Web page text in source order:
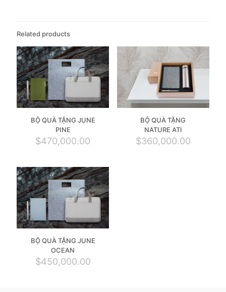
Related products
BỘ QUÀ TẶNG JUNE
PINE
$470,000.00
BỘ QUÀ TẶNG
NATURE ATI
$360,000.00
BỘ QUÀ TẶNG JUNE
OCEAN
$450,000.00